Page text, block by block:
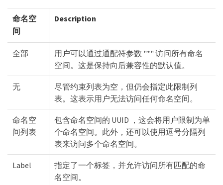
命名空
间
Description
全部
用户可以通过通配符参数 "*" 访问所有命名
空间。这是保持向后兼容性的默认值。
无
尽管约束列表为空，但仍会指定此限制列
表。这表示用户无法访问任何命名空间。
命名空
间列表
包含命名空间的 UUID ，这会将用户限制为单
个命名空间。此外，还可以使用逗号分隔列
表来访问多个命名空间。
Label
指定了一个标签，并允许访问所有匹配的命
名空间。